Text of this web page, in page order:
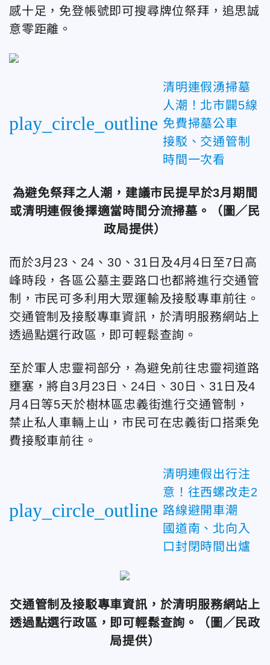
感十足，免登帳號即可搜尋牌位祭拜，追思誠
意零距離。
play_circle_outline
清明連假湧掃墓
人潮！北市闢5線
免費掃墓公車
接駁、交通管制
時間一次看
為避免祭拜之人潮，建議市民提早於3月期間
或清明連假後擇適當時間分流掃墓。（圖／民
政局提供）
而於3月23、24、30、31日及4月4日至7日高
峰時段，各區公墓主要路口也都將進行交通管
制，市民可多利用大眾運輸及接駁專車前往。
交通管制及接駁專車資訊，於清明服務網站上
透過點選行政區，即可輕鬆查詢。
至於軍人忠靈祠部分，為避免前往忠靈祠道路
壅塞，將自3月23日、24日、30日、31日及4
月4日等5天於樹林區忠義街進行交通管制，
禁止私人車輛上山，市民可在忠義街口搭乘免
費接駁車前往。
play_circle_outline
清明連假出行注
意！往西螺改走2
路線避開車潮
國道南、北向入
口封閉時間出爐
交通管制及接駁專車資訊，於清明服務網站上
透過點選行政區，即可輕鬆查詢。（圖／民政
局提供）